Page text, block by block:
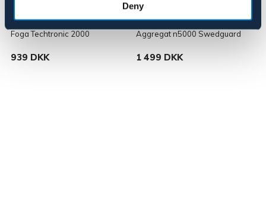
Deny
FOGA
Foga Techtronic 2000
939 DKK
SWEDGUARD
Aggregat n5000 Swedguard
1 499 DKK